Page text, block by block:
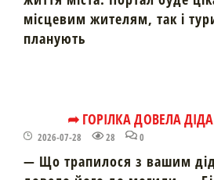
місцевим жителям, так і
планують
➦ ГОРІЛКА ДОВЕЛА ДІДА
2026-07-28 28 0
— Що трапилося з вашим